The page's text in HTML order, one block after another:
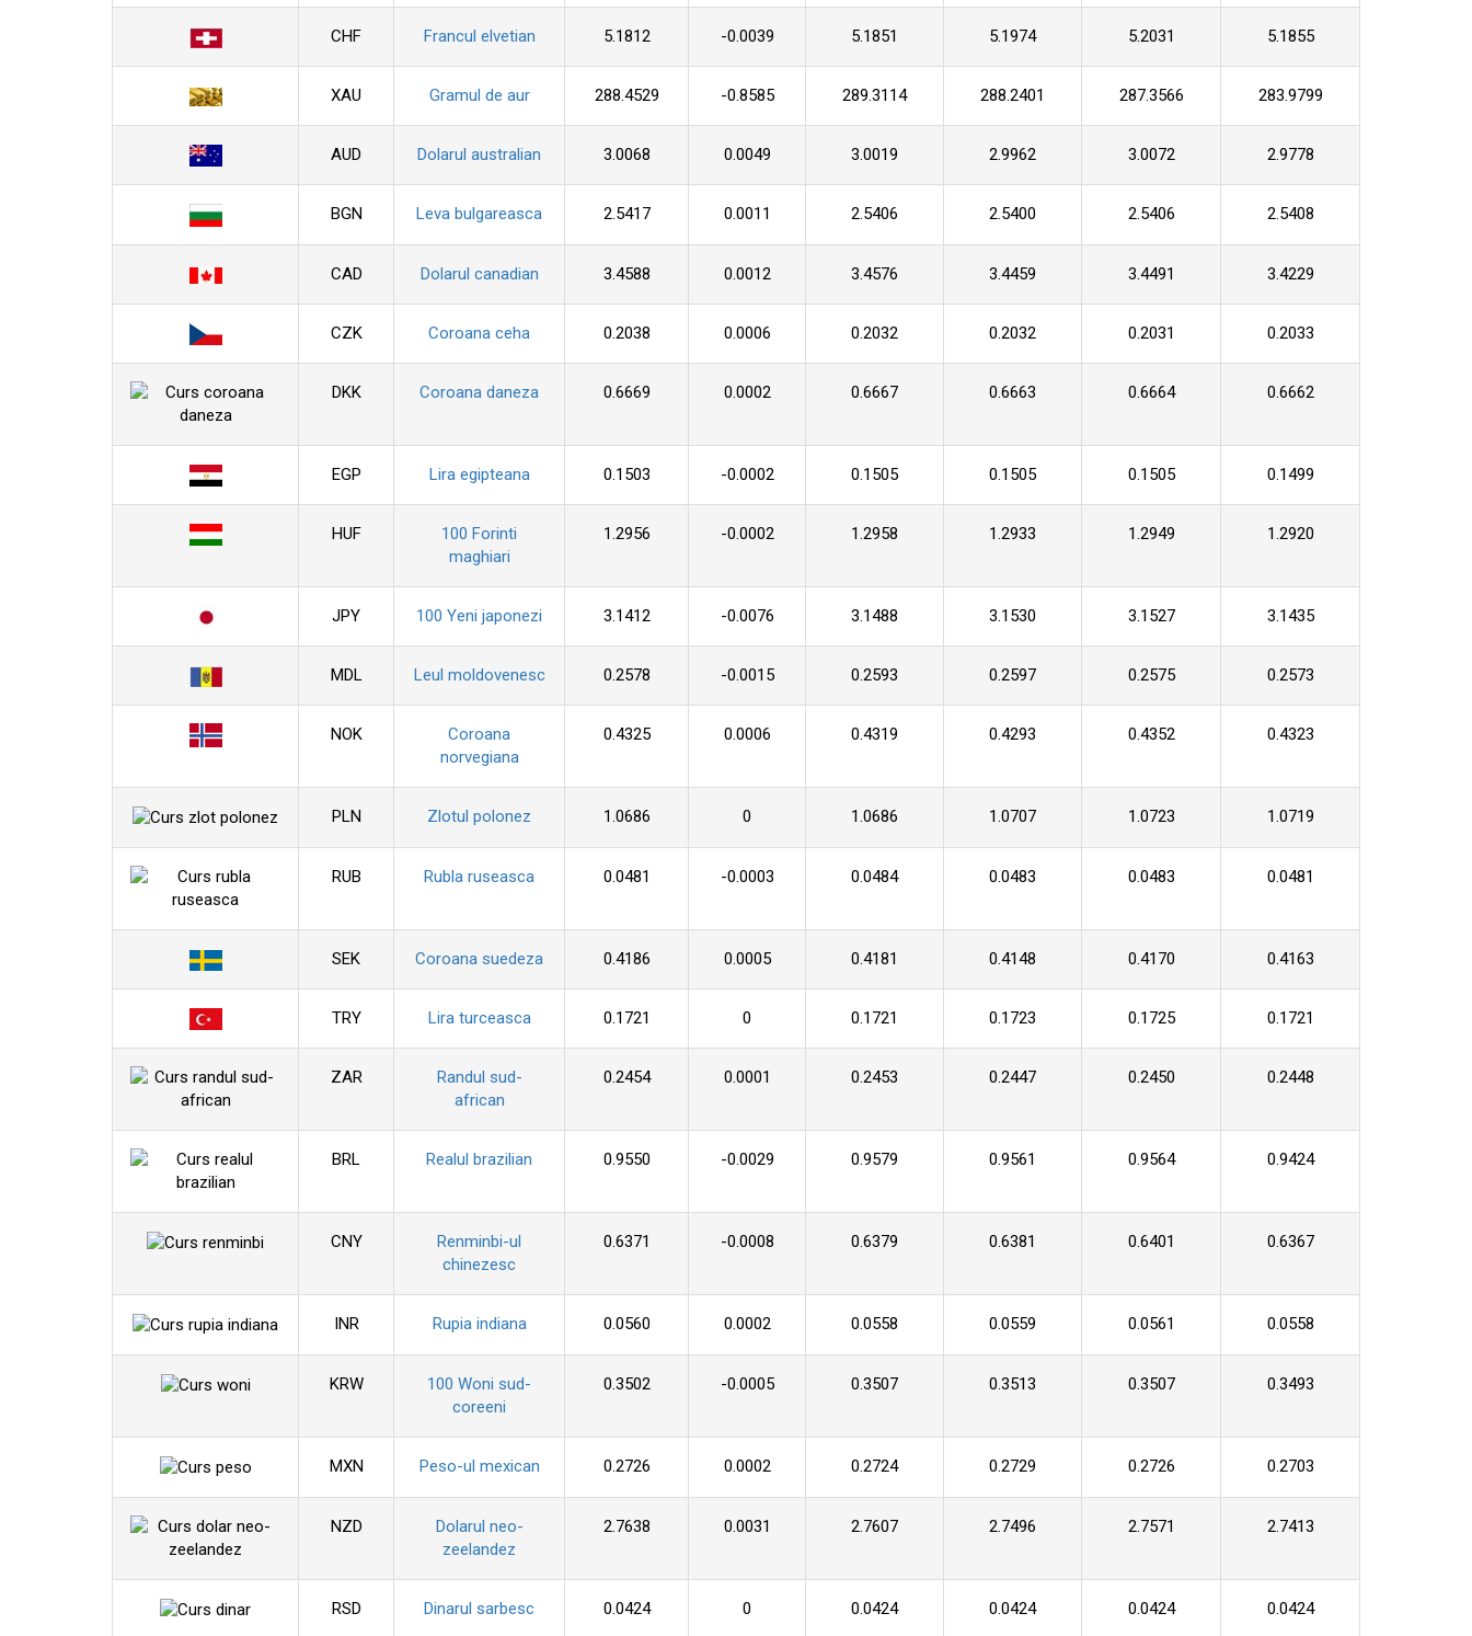
CHF Francul elvetian 5.1812 -0.0039 5.1851 5.1974 5.2031 5.1855
XAU Gramul de aur 288.4529 -0.8585 289.3114 288.2401 287.3566 283.9799
AUD Dolarul australian 3.0068 0.0049 3.0019 2.9962 3.0072 2.9778
BGN Leva bulgareasca 2.5417 0.0011 2.5406 2.5400 2.5406 2.5408
CAD Dolarul canadian 3.4588 0.0012 3.4576 3.4459 3.4491 3.4229
CZK Coroana ceha 0.2038 0.0006 0.2032 0.2032 0.2031 0.2033
DKK Coroana daneza 0.6669 0.0002 0.6667 0.6663 0.6664 0.6662
EGP Lira egipteana 0.1503 -0.0002 0.1505 0.1505 0.1505 0.1499
HUF
100 Forinti
maghiari
1.2956 -0.0002 1.2958 1.2933 1.2949 1.2920
JPY 100 Yeni japonezi 3.1412 -0.0076 3.1488 3.1530 3.1527 3.1435
MDL Leul moldovenesc 0.2578 -0.0015 0.2593 0.2597 0.2575 0.2573
NOK
Coroana
norvegiana
0.4325 0.0006 0.4319 0.4293 0.4352 0.4323
PLN Zlotul polonez 1.0686 0 1.0686 1.0707 1.0723 1.0719
RUB Rubla ruseasca 0.0481 -0.0003 0.0484 0.0483 0.0483 0.0481
SEK Coroana suedeza 0.4186 0.0005 0.4181 0.4148 0.4170 0.4163
TRY Lira turceasca 0.1721 0 0.1721 0.1723 0.1725 0.1721
ZAR
Randul sud-
african
0.2454 0.0001 0.2453 0.2447 0.2450 0.2448
BRL Realul brazilian 0.9550 -0.0029 0.9579 0.9561 0.9564 0.9424
CNY
Renminbi-ul
chinezesc
0.6371 -0.0008 0.6379 0.6381 0.6401 0.6367
INR Rupia indiana 0.0560 0.0002 0.0558 0.0559 0.0561 0.0558
KRW
100 Woni sud-
coreeni
0.3502 -0.0005 0.3507 0.3513 0.3507 0.3493
MXN Peso-ul mexican 0.2726 0.0002 0.2724 0.2729 0.2726 0.2703
NZD
Dolarul neo-
zeelandez
2.7638 0.0031 2.7607 2.7496 2.7571 2.7413
RSD Dinarul sarbesc 0.0424 0 0.0424 0.0424 0.0424 0.0424